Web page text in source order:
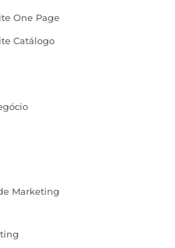
One Page
Catálogo
Marketing